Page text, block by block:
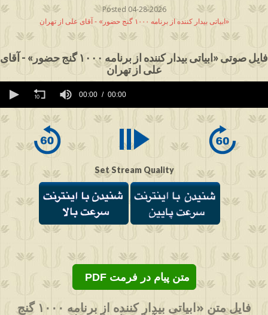
Posted 04-28-2026
ابیاتی بیدار کننده از برنامه ۱۰۰۰ گنج حضور» - آقای علی از تهران»
فایل صوتی «ابیاتی بیدار کننده از برنامه ۱۰۰۰ گنج حضور» - آقای
علی از تهران
seconds
0
seconds
00:00 00:00
Set Stream Quality
PDF متن پیام در فرمت
فایل متن «ابیاتی بیدار کننده از برنامه ۱۰۰۰ گنج